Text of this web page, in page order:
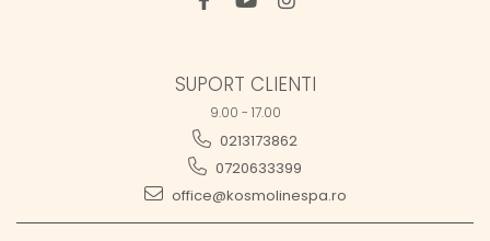
SUPORT CLIENTI
9.00 - 17.00
0213173862
0720633399
office@kosmolinespa.ro